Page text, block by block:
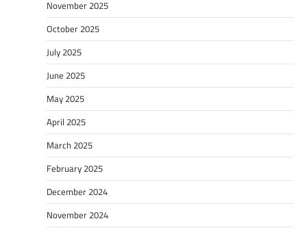
November 2025
October 2025
July 2025
June 2025
May 2025
April 2025
March 2025
February 2025
December 2024
November 2024